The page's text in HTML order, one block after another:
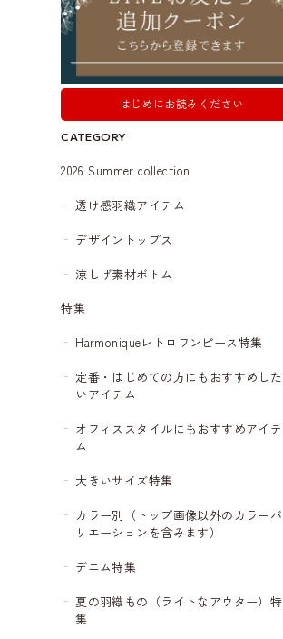
はじめにお読みください
CATEGORY
2026 Summer collection
透け感羽織アイテム
デザイントップス
涼しげ素材ボトム
特集
Harmoniqueレトロワンピース特集
定番・はじめての方にもおすすめした
いアイテム
オフィススタイルにもおすすめアイテ
ム
大きいサイズ特集
カラー別（トップ画像以外のカラーバ
リエーションを含みます）
デニム特集
夏の羽織もの（ライトなアウター）特
集